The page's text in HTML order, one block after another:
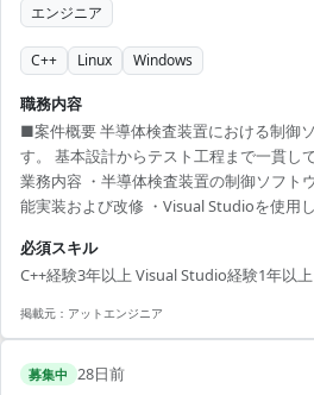
エンジニア
C++ Linux Windows
職務内容
■案件概要 半導体検査装置における制御
す。 基本設計からテスト工程まで一貫し
業務内容 ・半導体検査装置の制御ソフト
能実装および改修 ・Visual Studioを使用
必須スキル
C++経験3年以上 Visual Studio経験1年以
掲載元： アットエンジニア
募集中 28日前